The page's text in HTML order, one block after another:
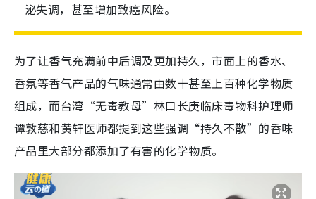
泌失调，甚至增加致癌风险。
为了让香气充满前中后调及更加持久，市面上的香水、
香氛等香气产品的气味通常由数十甚至上百种化学物质
组成，而台湾 “无毒教母”林口长庚临床毒物科护理师
谭敦慈和黄轩医师都提到这些强调 “持久不散”的香味
产品里大部分都添加了有害的化学物质。